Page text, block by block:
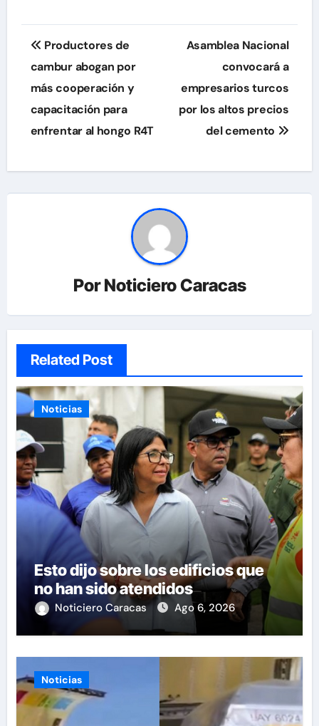
Navegación
de
entradas
Productores de
cambur abogan por
más cooperación y
capacitación para
enfrentar al hongo R4T
Asamblea Nacional
convocará a
empresarios turcos
por los altos precios
del cemento
PorNoticiero Caracas
Related Post
Noticias
Esto dijo sobre los edificios que
no han sido atendidos
Noticiero Caracas Ago 6, 2026
Noticias